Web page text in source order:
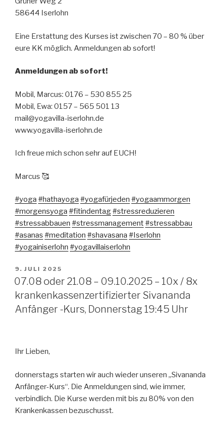
58644 Iserlohn
Eine Erstattung des Kurses ist zwischen 70 – 80 % über
eure KK möglich. Anmeldungen ab sofort!
Anmeldungen ab sofort!
Mobil, Marcus: 0176 – 530 855 25
Mobil, Ewa: 0157 – 565 501 13
mail@yogavilla-iserlohn.de
www.yogavilla-iserlohn.de
Ich freue mich schon sehr auf EUCH!
Marcus 🥰
#yoga #hathayoga #yogafürjeden #yogaammorgen
#morgensyoga #fitindentag#stressreduzieren
#stressabbauen #stressmanagement#stressabbau
#asanas #meditation #shavasana #Iserlohn
#yogainiserlohn #yogavillaiserlohn
VERÖFFENTLICHT
AM
9. JULI 2025
07.08 oder 21.08 – 09.10.2025 – 10x / 8x
krankenkassenzertifizierter Sivananda
Anfänger -Kurs, Donnerstag 19:45 Uhr
Ihr Lieben,
donnerstags starten wir auch wieder unseren „Sivananda
Anfänger-Kurs“. Die Anmeldungen sind, wie immer,
verbindlich. Die Kurse werden mit bis zu 80% von den
Krankenkassen bezuschusst.